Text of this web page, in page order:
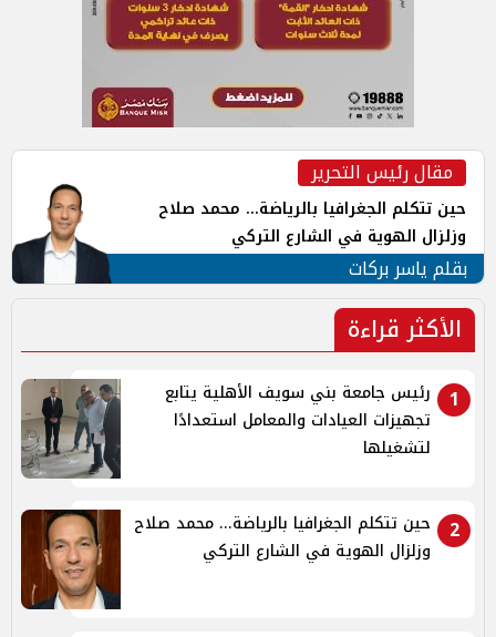
مقال رئيس التحرير
حين تتكلم الجغرافيا بالرياضة... محمد صلاح
وزلزال الهوية في الشارع التركي
بقلم ياسر بركات
الأكثر قراءة
1
رئيس جامعة بني سويف الأهلية يتابع
تجهيزات العيادات والمعامل استعدادًا
لتشغيلها
2
حين تتكلم الجغرافيا بالرياضة... محمد صلاح
وزلزال الهوية في الشارع التركي